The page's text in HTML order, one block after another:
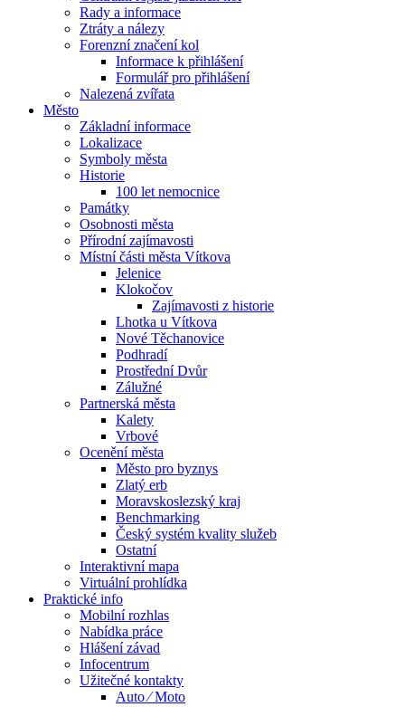
Rady a informace
Ztráty a nálezy
Forenzní značení kol
Informace k přihlášení
Formulář pro přihlášení
Nalezená zvířata
Město
Základní informace
Lokalizace
Symboly města
Historie
100 let nemocnice
Památky
Osobnosti města
Přírodní zajímavosti
Místní části města Vítkova
Jelenice
Klokočov
Zajímavosti z historie
Lhotka u Vítkova
Nové Těchanovice
Podhradí
Prostřední Dvůr
Zálužné
Partnerská města
Kalety
Vrbové
Ocenění města
Město pro byznys
Zlatý erb
Moravskoslezský kraj
Benchmarking
Český systém kvality služeb
Ostatní
Interaktivní mapa
Virtuální prohlídka
Praktické info
Mobilní rozhlas
Nabídka práce
Hlášení závad
Infocentrum
Užitečné kontakty
Auto ⁄ Moto